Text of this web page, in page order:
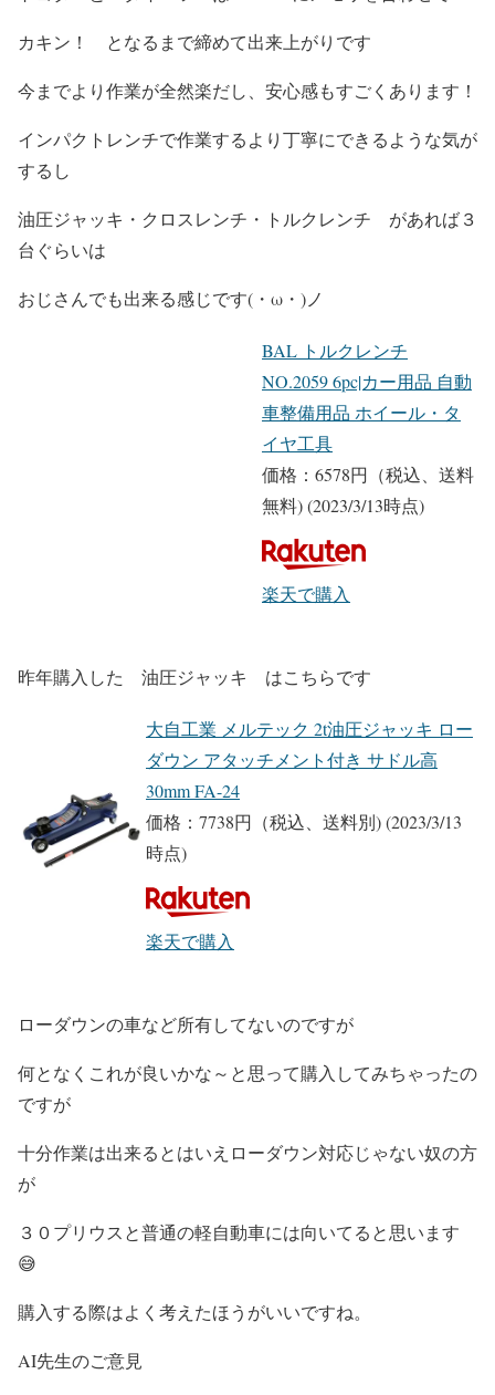
カキン！ となるまで締めて出来上がりです
今までより作業が全然楽だし、安心感もすごくあります！
インパクトレンチで作業するより丁寧にできるような気が
するし
油圧ジャッキ・クロスレンチ・トルクレンチ があれば３
台ぐらいは
おじさんでも出来る感じです(・ω・)ノ
BAL トルクレンチ
NO.2059 6pc|カー用品 自動
車整備用品 ホイール・タ
イヤ工具
価格：6578円（税込、送料
無料)(2023/3/13時点)
楽天で購入
昨年購入した 油圧ジャッキ はこちらです
大自工業 メルテック 2t油圧ジャッキ ロー
ダウン アタッチメント付き サドル高
30mm FA-24
価格：7738円（税込、送料別)(2023/3/13
時点)
楽天で購入
ローダウンの車など所有してないのですが
何となくこれが良いかな～と思って購入してみちゃったの
ですが
十分作業は出来るとはいえローダウン対応じゃない奴の方
が
３０プリウスと普通の軽自動車には向いてると思います
😅
購入する際はよく考えたほうがいいですね。
AI先生のご意見